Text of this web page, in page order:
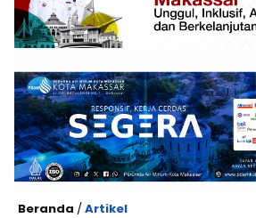
Beranda /Artikel